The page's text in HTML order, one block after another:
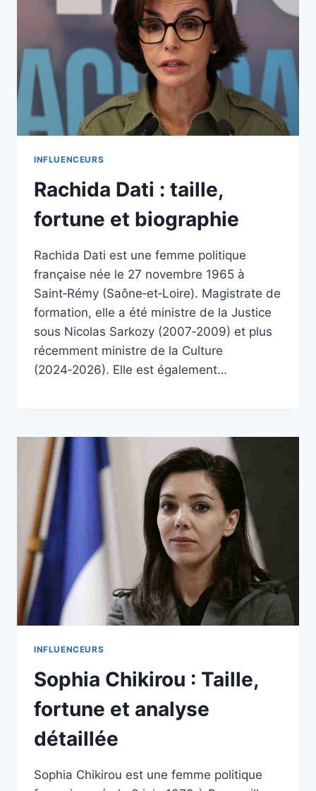
INFLUENCEURS
Rachida Dati : taille,
fortune et biographie
Rachida Dati est une femme politique
française née le 27 novembre 1965 à
Saint‑Rémy (Saône‑et‑Loire). Magistrate de
formation, elle a été ministre de la Justice
sous Nicolas Sarkozy (2007‑2009) et plus
récemment ministre de la Culture
(2024‑2026). Elle est également…
INFLUENCEURS
Sophia Chikirou : Taille,
fortune et analyse
détaillée
Sophia Chikirou est une femme politique